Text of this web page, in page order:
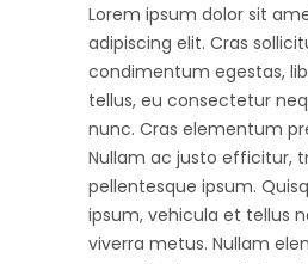
Lorem ipsum dolor sit
adipiscing elit. Cras
condimentum egestas,
tellus, eu consectetur
nunc. Cras elementum
Nullam ac justo efficitur,
pellentesque ipsum.
ipsum, vehicula et tellus
viverra metus. Nullam